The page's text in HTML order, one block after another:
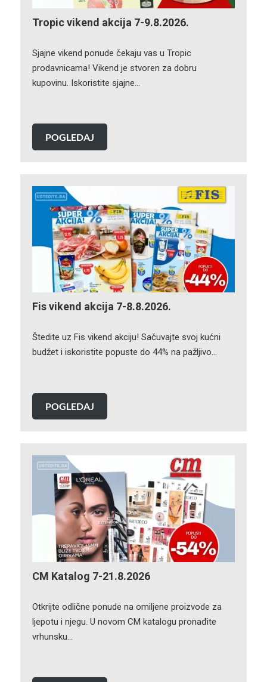
Tropic vikend akcija 7-9.8.2026.
Sjajne vikend ponude čekaju vas u Tropic
prodavnicama! Vikend je stvoren za dobru
kupovinu. Iskoristite sjajne…
POGLEDAJ
Fis vikend akcija 7-8.8.2026.
Štedite uz Fis vikend akciju! Sačuvajte svoj kućni
budžet i iskoristite popuste do 44% na pažljivo…
POGLEDAJ
CM Katalog 7-21.8.2026
Otkrijte odlične ponude na omiljene proizvode za
ljepotu i njegu. U novom CM katalogu pronađite
vrhunsku…